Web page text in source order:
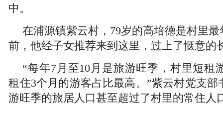
中。
在浦源镇紫云村，79岁的高培德是村里
前，他经子女推荐来到这里，过上了惬意的
“每年7月至10月是旅游旺季，村里短租
租住3个月的游客占比最高。”紫云村党支部
游旺季的旅居人口甚至超过了村里的常住人